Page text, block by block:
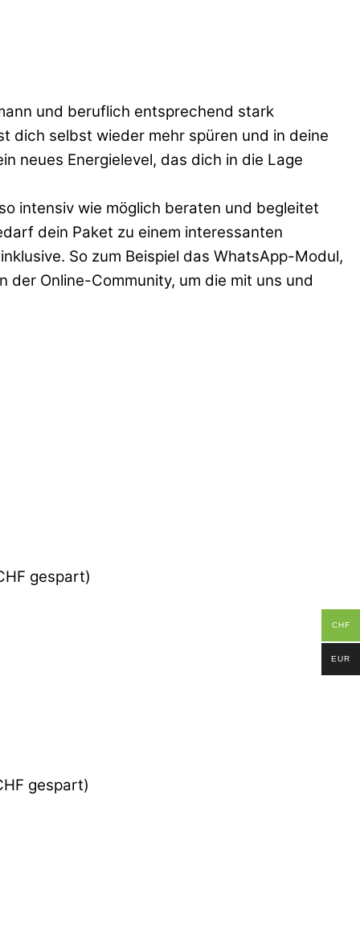
und beruflich entsprechend stark
dich selbst wieder mehr spüren und in deine
neues Energielevel, das dich in die Lage
intensiv wie möglich beraten und begleitet
dein Paket zu einem interessanten
So zum Beispiel das WhatsApp-Modul,
Online-Community, um die mit uns und
gespart)
gespart)
CHF
EUR